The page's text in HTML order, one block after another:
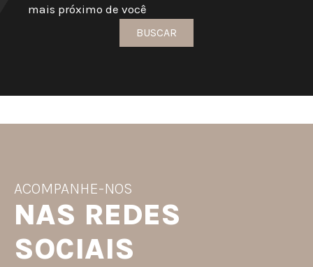
mais próximo de você
BUSCAR
ACOMPANHE-NOS
NAS REDES
SOCIAIS